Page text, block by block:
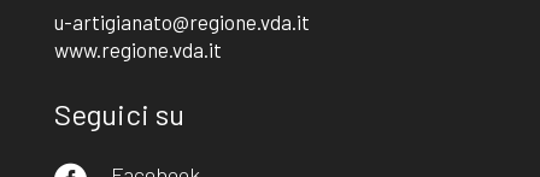
u-artigianato@regione.vda.it
www.regione.vda.it
Seguici su